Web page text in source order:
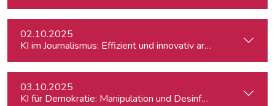
02.10.2025
KI im Journalismus: Effizient und innovativ arbeiten
03.10.2025
KI für Demokratie: Manipulation und Desinformation